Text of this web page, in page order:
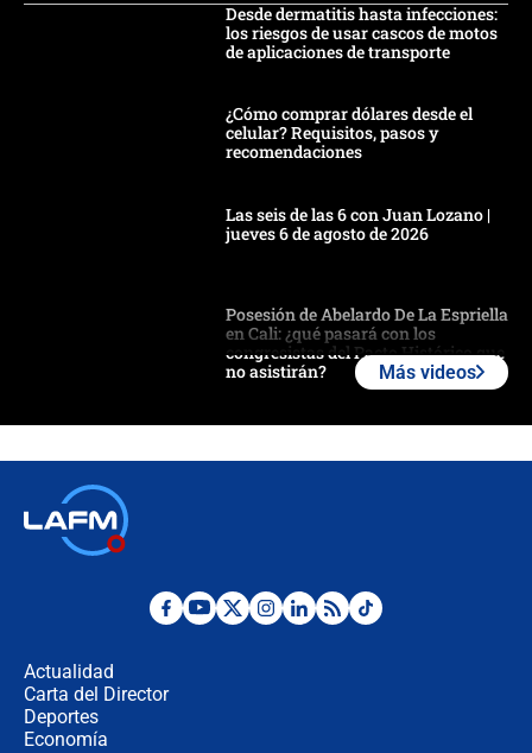
Desde dermatitis hasta infecciones:
los riesgos de usar cascos de motos
de aplicaciones de transporte
¿Cómo comprar dólares desde el
celular? Requisitos, pasos y
recomendaciones
Las seis de las 6 con Juan Lozano |
jueves 6 de agosto de 2026
Posesión de Abelardo De La Espriella
en Cali: ¿qué pasará con los
congresistas del Pacto Histórico que
no asistirán?
¿Por qué De la Espriella gobernará
Más videos
Actualidad
Carta del Director
Deportes
Economía